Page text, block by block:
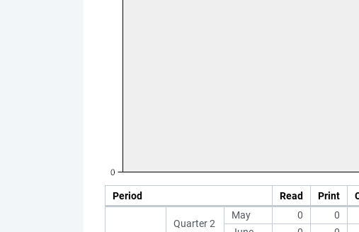
Period Read Print
Quarter 2
May 0 0